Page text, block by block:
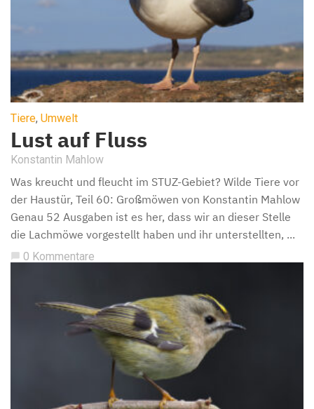
Tiere, Umwelt
Lust auf Fluss
Konstantin Mahlow
Was kreucht und fleucht im STUZ-Gebiet? Wilde Tiere vor
der Haustür, Teil 60: Großmöwen von Konstantin Mahlow
Genau 52 Ausgaben ist es her, dass wir an dieser Stelle
die Lachmöwe vorgestellt haben und ihr unterstellten, ...
0 Kommentare